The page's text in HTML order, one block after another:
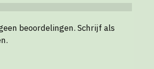
beoordelingen. Schrijf als